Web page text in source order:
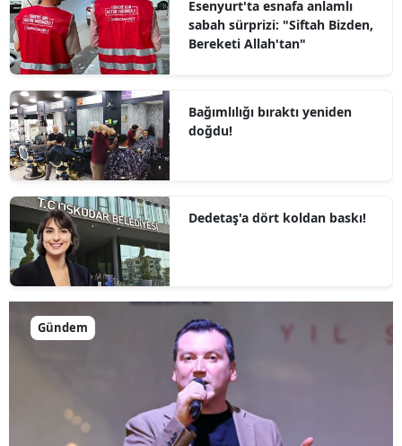
Esenyurt'ta esnafa anlamlı
sabah sürprizi: "Siftah Bizden,
Bereketi Allah'tan"
Bağımlılığı bıraktı yeniden
doğdu!
Dedetaş'a dört koldan baskı!
Gündem